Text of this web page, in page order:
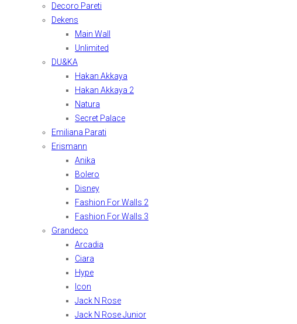
Decoro Pareti
Dekens
Main Wall
Unlimited
DU&KA
Hakan Akkaya
Hakan Akkaya 2
Natura
Secret Palace
Emiliana Parati
Erismann
Anika
Bolero
Disney
Fashion For Walls 2
Fashion For Walls 3
Grandeco
Arcadia
Ciara
Hype
Icon
Jack N Rose
Jack N Rose Junior